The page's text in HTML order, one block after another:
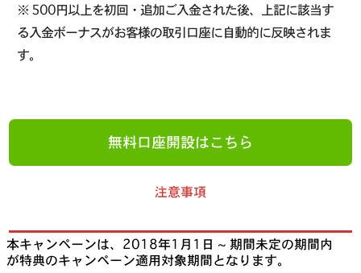
※ 500円以上を初回・追加ご入金された後、上記に該当す
る入金ボーナスがお客様の取引口座に自動的に反映されま
す。
無料口座開設はこちら
注意事項
本キャンペーンは、2018年1月1日 ~ 期間未定の期間内
が特典のキャンペーン適用対象期間となります。